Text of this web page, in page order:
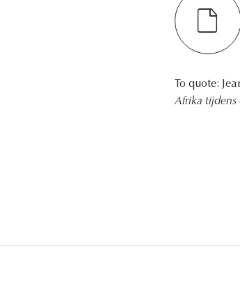
To quote:
Afrika tijdens